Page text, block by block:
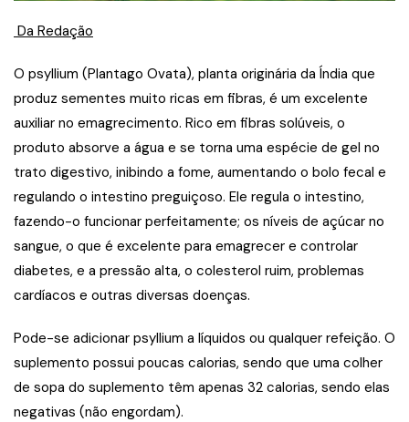
Da Redação
O psyllium (Plantago Ovata), planta originária da Índia que
produz sementes muito ricas em fibras, é um excelente
auxiliar no emagrecimento. Rico em fibras solúveis, o
produto absorve a água e se torna uma espécie de gel no
trato digestivo, inibindo a fome, aumentando o bolo fecal e
regulando o intestino preguiçoso. Ele regula o intestino,
fazendo-o funcionar perfeitamente; os níveis de açúcar no
sangue, o que é excelente para emagrecer e controlar
diabetes, e a pressão alta, o colesterol ruim, problemas
cardíacos e outras diversas doenças.
Pode-se adicionar psyllium a líquidos ou qualquer refeição. O
suplemento possui poucas calorias, sendo que uma colher
de sopa do suplemento têm apenas 32 calorias, sendo elas
negativas (não engordam).